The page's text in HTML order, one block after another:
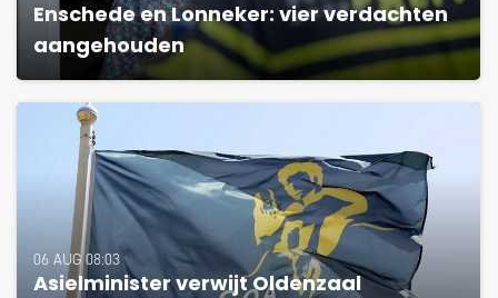
Enschede en Lonneker: vier verdachten
aangehouden
06 AUG 08:03
Asielminister verwijt Oldenzaal